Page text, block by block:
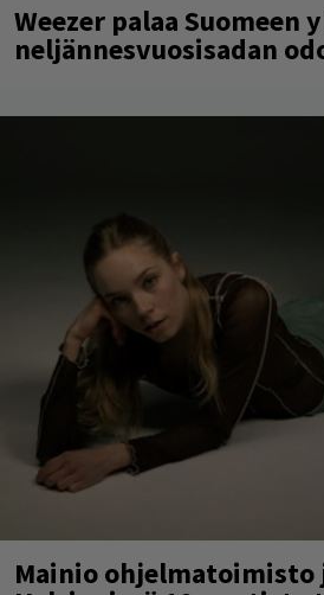
Weezer palaa Suomeen
neljännesvuosisadan
Mainio ohjelmatoimisto